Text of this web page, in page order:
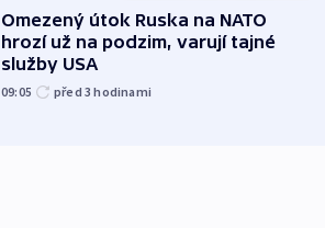
Omezený útok Ruska na NATO
hrozí už na podzim, varují tajné
služby USA
09:05 před 3hodinami